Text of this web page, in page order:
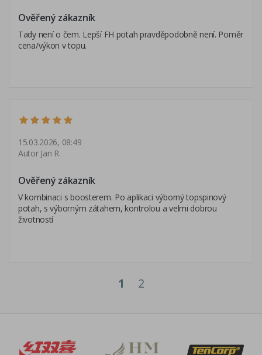
Ověřený zákazník
Tady není o čem. Lepší FH potah pravděpodobně není. Poměr
cena/výkon v topu.
15.03.2026, 08:49
Autor Jan R.
Ověřený zákazník
V kombinaci s boosterem. Po aplikaci výborný topspinový
potah, s výborným zátahem, kontrolou a velmi dobrou
životností
1 2